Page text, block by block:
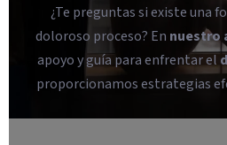
¿Te preguntas si existe una
doloroso proceso? En nuestro
apoyo y guía para enfrentar el
proporcionamos estrategias